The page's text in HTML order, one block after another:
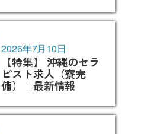
【特集】 沖縄のセラ
ピスト求人（寮完
備）｜最新情報
2026年7月10日